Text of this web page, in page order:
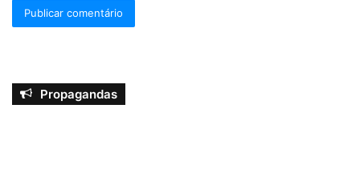
Propagandas